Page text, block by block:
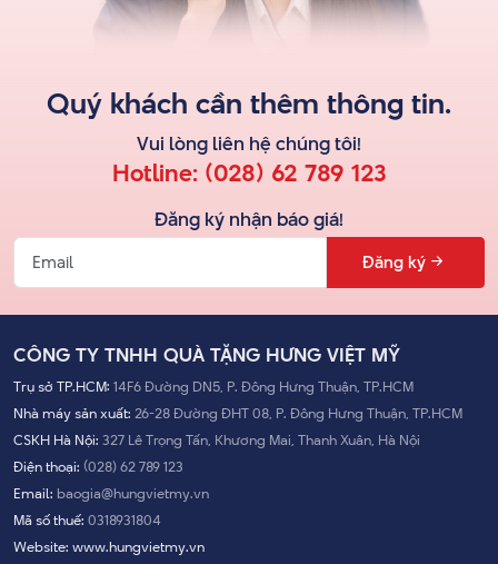
Quý khách cần thêm thông tin.
Vui lòng liên hệ chúng tôi!
Hotline: (028) 62 789 123
Đăng ký nhận báo giá!
Đăng ký
CÔNG TY TNHH QUÀ TẶNG HƯNG VIỆT MỸ
Trụ sở TP.HCM: 14F6 Đường DN5, P. Đông Hưng Thuận, TP.HCM
Nhà máy sản xuất: 26-28 Đường ĐHT 08, P. Đông Hưng Thuận, TP.HCM
CSKH Hà Nội: 327 Lê Trọng Tấn, Khương Mai, Thanh Xuân, Hà Nội
Điện thoại: (028) 62 789 123
Email: baogia@hungvietmy.vn
Mã số thuế: 0318931804
Website: www.hungvietmy.vn